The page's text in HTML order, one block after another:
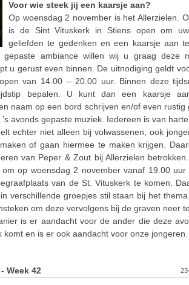
Voor wie steek jij een kaarsje aan?
Op woensdag 2 november is het Allerzielen.
is de Sint Vituskerk in Stiens open om
geliefden te gedenken en een kaarsje aan
gepaste ambiance willen wij u graag deze
u gerust even binnen. De uitnodiging geldt
van 14.00 – 20.00 uur. Binnen deze
bepalen. U kunt dan een kaarsje
naam op een bord schrijven en/of even rustig
’s avonds gepaste muziek. Iedereen is van
echter niet alleen bij volwassenen, ook
of gaan hiermee te maken krijgen.
van Peper & Zout bij Allerzielen
om op woensdag 2 november vanaf 19.00
van de St. Vituskerk te komen.
verschillende groepjes stil staan bij het
om deze vervolgens bij de graven neer
is er aandacht voor de ander die deze
komt en is er ook aandacht voor onze jongeren.
Week 42